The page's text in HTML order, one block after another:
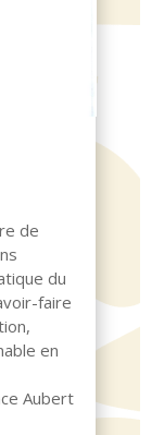
de
du
faire
en
Aubert